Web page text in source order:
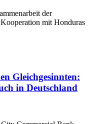
der
mit Honduras
Gleichgesinnten:
in Deutschland